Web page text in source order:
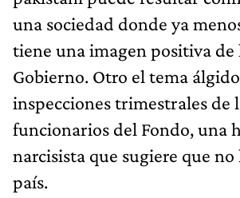
una sociedad donde ya
tiene una imagen positiva de
Gobierno. Otro el tema
inspecciones trimestrales de
funcionarios del Fondo, una
narcisista que sugiere que no
país.